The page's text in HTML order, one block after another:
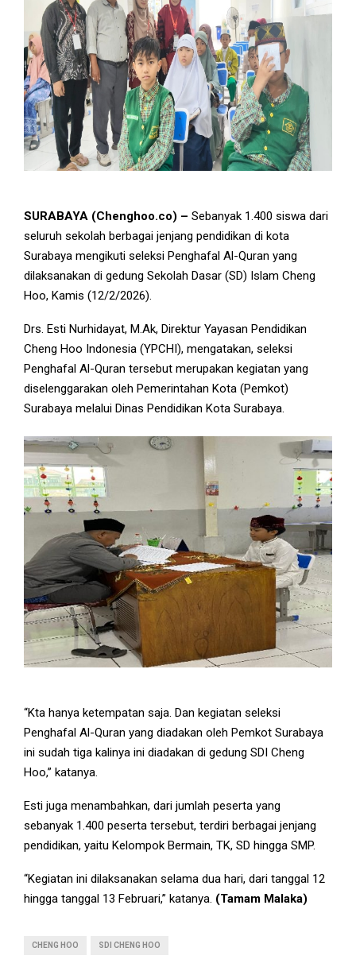
SURABAYA (Chenghoo.co) – Sebanyak 1.400 siswa dari
seluruh sekolah berbagai jenjang pendidikan di kota
Surabaya mengikuti seleksi Penghafal Al-Quran yang
dilaksanakan di gedung Sekolah Dasar (SD) Islam Cheng
Hoo, Kamis (12/2/2026).
Drs. Esti Nurhidayat, M.Ak, Direktur Yayasan Pendidikan
Cheng Hoo Indonesia (YPCHI), mengatakan, seleksi
Penghafal Al-Quran tersebut merupakan kegiatan yang
diselenggarakan oleh Pemerintahan Kota (Pemkot)
Surabaya melalui Dinas Pendidikan Kota Surabaya.
“Kta hanya ketempatan saja. Dan kegiatan seleksi
Penghafal Al-Quran yang diadakan oleh Pemkot Surabaya
ini sudah tiga kalinya ini diadakan di gedung SDI Cheng
Hoo,” katanya.
Esti juga menambahkan, dari jumlah peserta yang
sebanyak 1.400 peserta tersebut, terdiri berbagai jenjang
pendidikan, yaitu Kelompok Bermain, TK, SD hingga SMP.
“Kegiatan ini dilaksanakan selama dua hari, dari tanggal 12
hingga tanggal 13 Februari,” katanya. (Tamam Malaka)
CHENG HOO SDI CHENG HOO